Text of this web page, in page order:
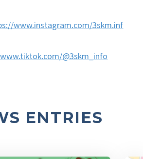
www.instagram.com/3skm.inf
@3skm_info
ENTRIES